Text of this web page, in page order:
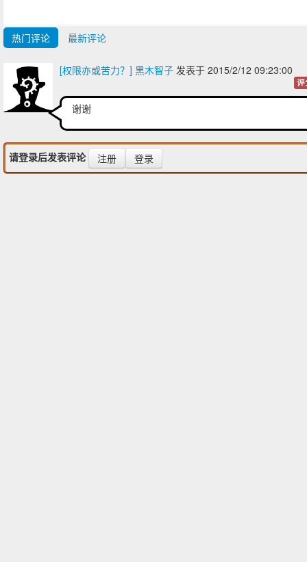
热门评论 最新评论
[权限亦或苦力？] 黑木智子 发表于 2015/2/12 09:23:00
评
谢谢
请登录后发表评论 注册 登录